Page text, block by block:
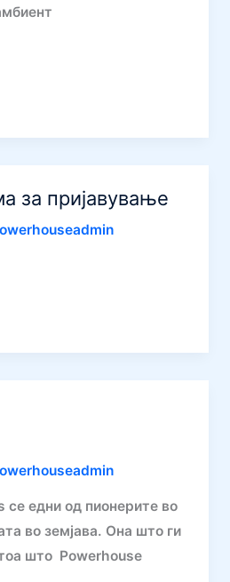
за пријавување
се едни од пионерите во
во земјава. Она што ги
што Powerhouse